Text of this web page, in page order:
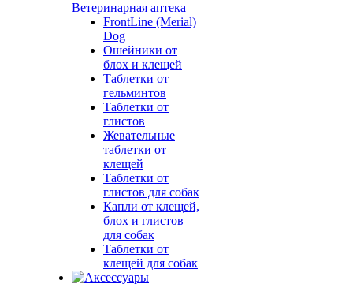
Ветеринарная аптека
FrontLine (Merial)
Dog
Ошейники от
блох и клещей
Таблетки от
гельминтов
Таблетки от
глистов
Жевательные
таблетки от
клещей
Таблетки от
глистов для собак
Капли от клещей,
блох и глистов
для собак
Таблетки от
клещей для собак